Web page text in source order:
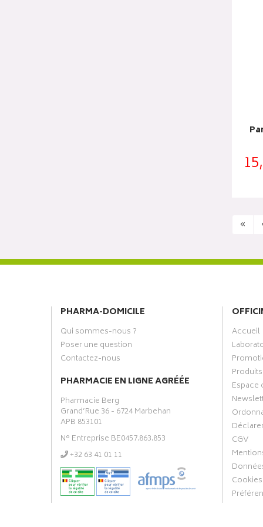
«
PHARMA-DOMICILE
Qui sommes-nous ?
Poser une question
Contactez-nous
PHARMACIE EN LIGNE AGRÉÉE
Pharmacie Berg
Grand’Rue 36 - 6724 Marbehan
APB 853101
N° Entreprise BE0457.863.853
‭+32 63 41 01 11‬
Accueil
Espace
CGV
Cookies